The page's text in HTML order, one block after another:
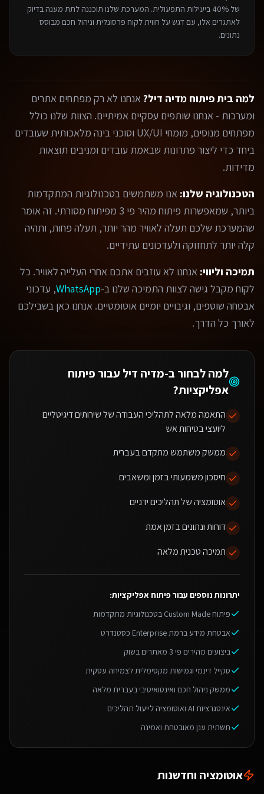
של 40% ביעילות התפעולית. המערכת שלנו תוכננה לתת מענה בדיוק
לאתגרים אלו, עם דגש על חווית לקוח פרסונלית וניהול חכם מבוסס
נתונים.
למה בית פיתוח מדיה דיל?אנחנו לא רק מפתחים אתרים
ומערכות - אנחנו שותפים עסקיים אמיתיים. הצוות שלנו כולל
מפתחים מנוסים, מומחי UX/UI וסוכני בינה מלאכותית שעובדים
ביחד כדי ליצור פתרונות שבאמת עובדים ומניבים תוצאות
מדידות.
הטכנולוגיה שלנו: אנו משתמשים בטכנולוגיות המתקדמות
ביותר, שמאפשרות פיתוח מהיר פי 3 מפיתוח מסורתי. זה אומר
שהמערכת שלכם תעלה לאוויר מהר יותר, תעלה פחות, ותהיה
קלה יותר לתחזוקה ולעדכונים עתידיים.
תמיכה וליווי: אנחנו לא עוזבים אתכם אחרי העלייה לאוויר. כל
לקוח מקבל גישה לצוות התמיכה שלנו ב-WhatsApp, עדכוני
אבטחה שוטפים, וגיבויים יומיים אוטומטיים. אנחנו כאן בשבילכם
לאורך כל הדרך.
למה לבחור ב-מדיה דיל עבור פיתוח
אפליקציות?
התאמה מלאה לתהליכי העבודה של שירותים דיגיטליים
ליועצי בטיחות אש
ממשק משתמש מתקדם בעברית
חיסכון משמעותי בזמן ומשאבים
אוטומציה של תהליכים ידניים
דוחות ונתונים בזמן אמת
תמיכה טכנית מלאה
יתרונות נוספים עבור פיתוח אפליקציות:
פיתוח Custom Made בטכנולוגיות מתקדמות
אבטחת מידע ברמת Enterprise כסטנדרט
ביצועים מהירים פי 3 מאתרים בשוק
סקייל דינמי וגמישות מקסימלית לצמיחה עסקית
ממשק ניהול חכם ואינטואיטיבי בעברית מלאה
אינטגרציות AI ואוטומציה לייעול תהליכים
תשתית ענן מאובטחת ואמינה
אוטומציה וחדשנות